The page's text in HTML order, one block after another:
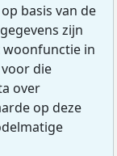
basis van de
zijn
woonfunctie in
die
over
op deze